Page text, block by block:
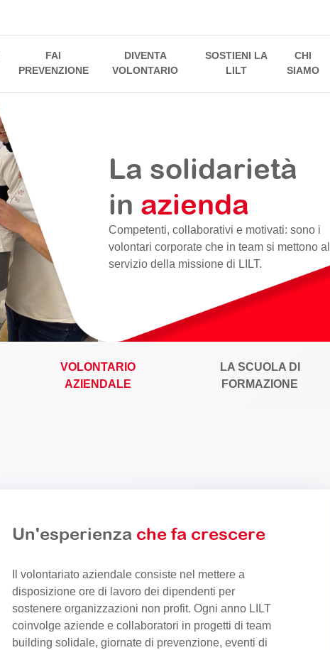
FAI
PREVENZIONE
DIVENTA
VOLONTARIO
SOSTIENI LA
LILT
CHI
SIAMO
La solidarietà
in azienda
Competenti, collaborativi e motivati: sono i
volontari corporate che in team si mettono al
servizio della missione di LILT.
VOLONTARIO
AZIENDALE
LA SCUOLA DI
FORMAZIONE
Un'esperienza che fa crescere
Il volontariato aziendale consiste nel mettere a
disposizione ore di lavoro dei dipendenti per
sostenere organizzazioni non profit. Ogni anno LILT
coinvolge aziende e collaboratori in progetti di team
building solidale, giornate di prevenzione, eventi di